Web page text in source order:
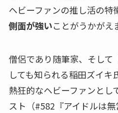
ヘビーファンの推し活の特
側面が強いことがうかがえ
僧侶であり随筆家、そして
しても知られる稲田ズイキ
熱狂的なヘビーファンとし
スト（#582『アイドルは